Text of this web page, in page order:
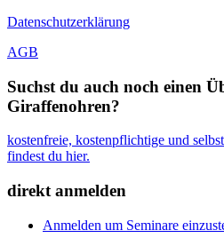
Datenschutzerklärung
AGB
Suchst du auch noch einen
Giraffenohren?
kostenfreie, kostenpflichtige und
findest du hier.
direkt anmelden
Anmelden um Seminare